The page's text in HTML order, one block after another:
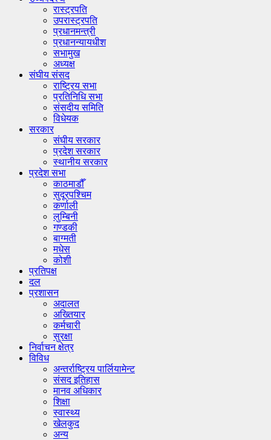
रास्ट्रपति
उपरास्ट्रपति
प्रधानमन्त्री
प्रधानन्यायधीश
सभामुख
अध्यक्ष
संघीय संसद
राष्ट्रिय सभा
प्रतिनिधि सभा
संसदीय समिति
विधेयक
सरकार
संघीय सरकार
प्रदेश सरकार
स्थानीय सरकार
प्रदेश सभा
काठमाडौँ
सुदूरपश्चिम
कर्णाली
लुम्बिनी
गण्डकी
बाग्मती
मधेस
कोशी
प्रतिपक्ष
दल
प्रशासन
अदालत
अख्तियार
कर्मचारी
सुरक्षा
निर्वाचन क्षेत्र
विविध
अन्तर्राष्ट्रिय पार्लियामेन्ट
संसद इतिहास
मानव अधिकार
शिक्षा
स्वास्थ्य
खेलकुद
अन्य